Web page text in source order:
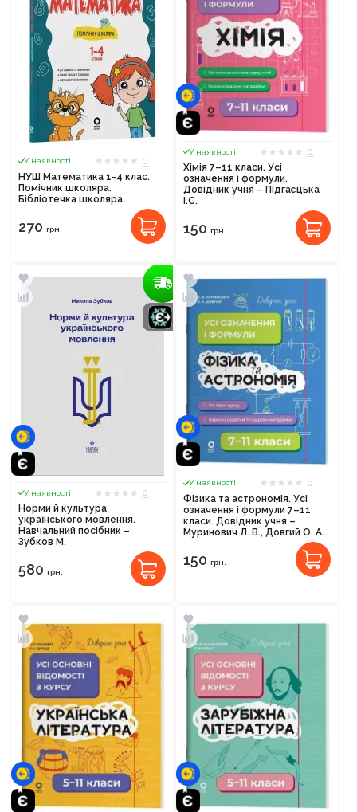
У наявності
0
НУШ Математика 1-4 клас.
Помічник школяра.
Бібліотечка школяра
270 грн.
У наявності
0
Хімія 7–11 класи. Усі
означення і формули.
Довідник учня – Підгаєцька
І.С.
150 грн.
У наявності
0
Норми й культура
українського мовлення.
Навчальний посібник –
Зубков М.
580 грн.
У наявності
0
Фізика та астрономія. Усі
означення і формули 7–11
класи. Довідник учня –
Муринович Л. В., Довгий О. А.
150 грн.